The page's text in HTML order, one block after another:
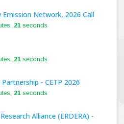
- Schimbare, PPS2024
Network, 2026 Call
20 seconds
20 seconds
- CETP 2026
20 seconds
Alliance (ERDERA) -